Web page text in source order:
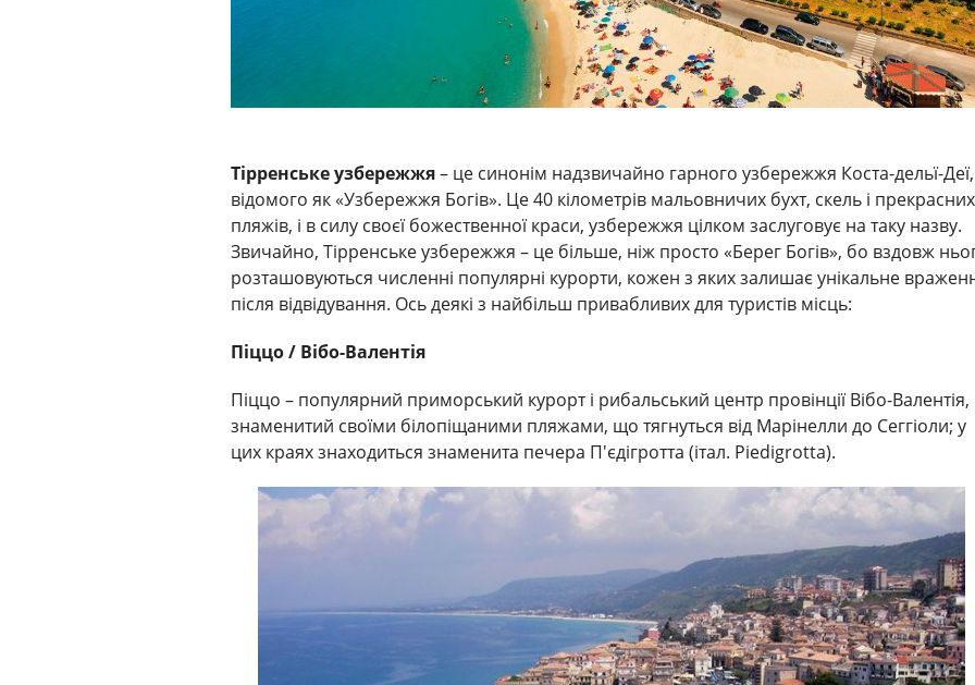
Тірренське узбережжя– це синонім надзвичайно гарного узбережжя Коста-дельї-Деї,
відомого як «Узбережжя Богів». Це 40 кілометрів мальовничих бухт, скель і прекрасних
пляжів, і в силу своєї божественної краси, узбережжя цілком заслуговує на таку назву.
Звичайно, Тірренське узбережжя – це більше, ніж просто «Берег Богів», бо вздовж
розташовуються численні популярні курорти, кожен з яких залишає унікальне
після відвідування. Ось деякі з найбільш привабливих для туристів місць:
Піццо / Вібо-Валентія
Піццо – популярний приморський курорт і рибальський центр провінції Вібо-Валентія,
знаменитий своїми білопіщаними пляжами, що тягнуться від Марінелли до Сеггіоли; у
цих краях знаходиться знаменита печера П'єдігротта (італ. Piedigrotta).